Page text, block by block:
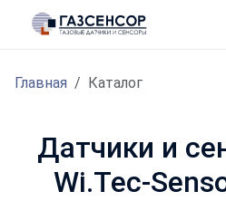
Главная Каталог
Датчики и
Wi.Tec-